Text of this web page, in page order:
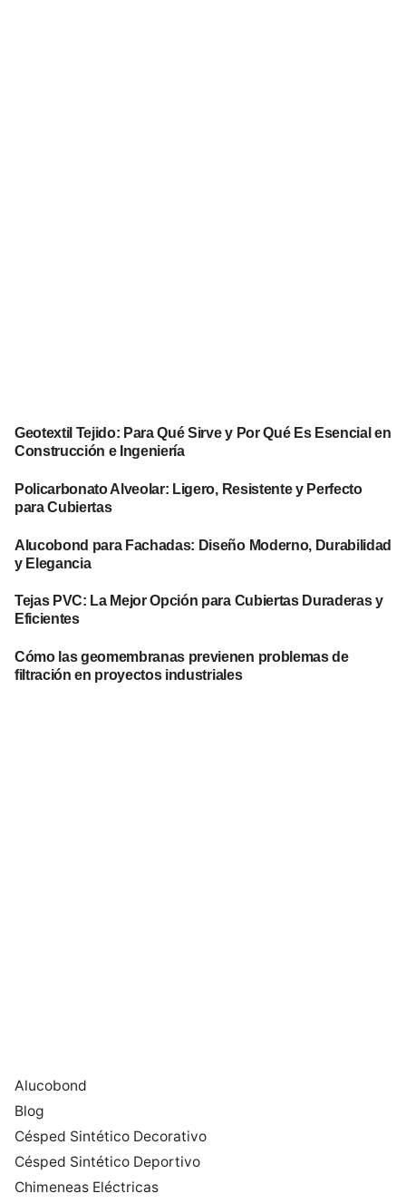
Geotextil Tejido: Para Qué Sirve y Por Qué Es Esencial en
Construcción e Ingeniería
Policarbonato Alveolar: Ligero, Resistente y Perfecto
para Cubiertas
Alucobond para Fachadas: Diseño Moderno, Durabilidad
y Elegancia
Tejas PVC: La Mejor Opción para Cubiertas Duraderas y
Eficientes
Cómo las geomembranas previenen problemas de
filtración en proyectos industriales
Alucobond
Blog
Césped Sintético Decorativo
Césped Sintético Deportivo
Chimeneas Eléctricas